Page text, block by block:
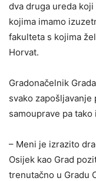
dva druga ureda
kojima imamo
fakulteta s kojima
Horvat.
Gradonačelnik
svako
samouprave pa tako
– Meni je izrazito
Osijek kao Grad
trenutačno u Gradu